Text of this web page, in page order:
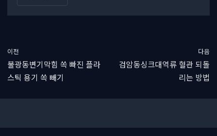
이전
불광동변기막힘 쏙 빠진 플라
스틱 용기 쏙 빼기
다음
검암동싱크대역류 혈관 되돌
리는 방법